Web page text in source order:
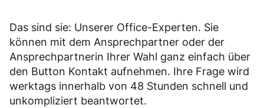
Das sind sie: Unserer Office-Experten. Sie
können mit dem Ansprechpartner oder der
Ansprechpartnerin Ihrer Wahl ganz einfach über
den Button Kontakt aufnehmen. Ihre Frage wird
werktags innerhalb von 48 Stunden schnell und
unkompliziert beantwortet.